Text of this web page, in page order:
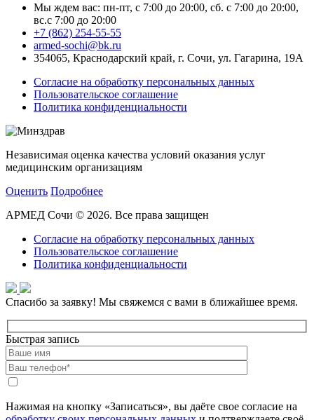
Мы ждем вас: пн-пт, с 7:00 до 20:00, сб. с 7:00 до 20:00,
вс.с 7:00 до 20:00
+7 (862) 254-55-55
armed-sochi@bk.ru
354065, Краснодарский край, г. Сочи, ул. Гагарина, 19А
Согласие на обработку персональных данных
Пользовательское соглашение
Политика конфиденциальности
Независимая оценка качества условий оказания услуг
медицинским организациям
Оценить Подробнее
АРМЕД Сочи © 2026. Все права защищен
Согласие на обработку персональных данных
Пользовательское соглашение
Политика конфиденциальности
Спасибо за заявку! Мы свяжемся с вами в ближайшее время.
Быстрая запись
Нажимая на кнопку «Записаться», вы даёте свое согласие на